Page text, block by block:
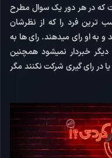
که در هر دور یک سوال مطرح
ترین فرد را که از نظرشان
به او رای میدهند. رای ها به
خبردار نمیشود همچنین
در رای گیری شرکت نکنند مگر